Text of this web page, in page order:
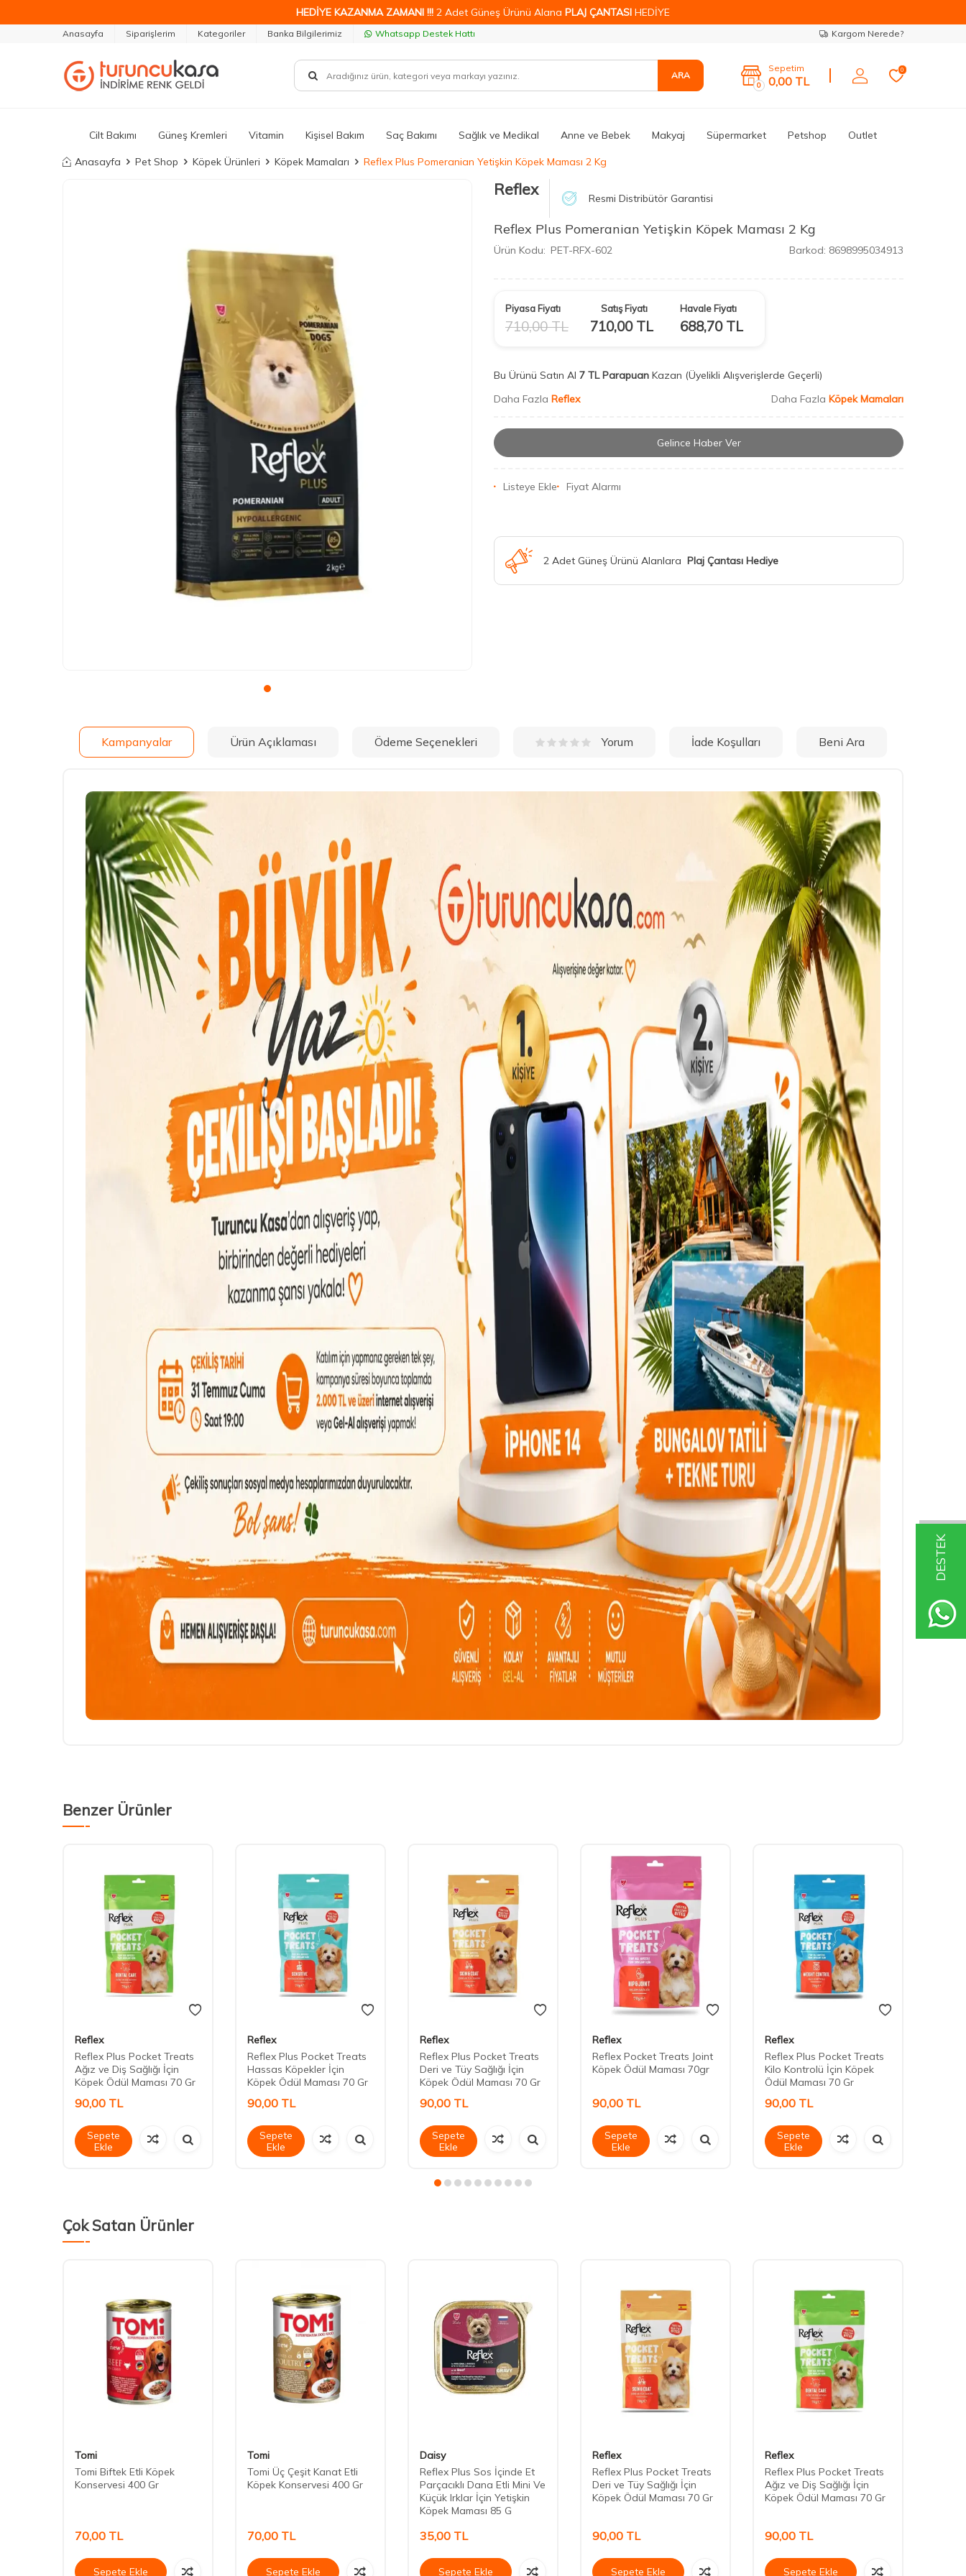
DESTEK
HEDİYE KAZANMA ZAMANI !!! 2 Adet Güneş Ürünü Alana PLAJ ÇANTASI HEDİYE
Anasayfa Siparişlerim Kategoriler Banka Bilgilerimiz Whatsapp Destek Hattı Kargom Nerede?
ARA
0
Sepetim
0,00 TL
0
Cilt Bakımı Güneş Kremleri Vitamin Kişisel Bakım Saç Bakımı Sağlık ve Medikal Anne ve Bebek Makyaj Süpermarket Petshop Outlet
Anasayfa Pet Shop Köpek Ürünleri Köpek Mamaları Reflex Plus Pomeranian Yetişkin Köpek Maması 2 Kg
Reflex Resmi Distribütör Garantisi
Reflex Plus Pomeranian Yetişkin Köpek Maması 2 Kg
Ürün Kodu: PET-RFX-602 Barkod: 8698995034913
Piyasa Fiyatı
710,00TL
Satış Fiyatı
710,00TL
Havale Fiyatı
688,70TL
Bu Ürünü Satın Al 7 TL Parapuan Kazan (Üyelikli Alışverişlerde Geçerli)
Daha Fazla Reflex Daha Fazla Köpek Mamaları
Gelince Haber Ver
Listeye Ekle Fiyat Alarmı
2 Adet Güneş Ürünü Alanlara Plaj Çantası Hediye
Kampanyalar Ürün Açıklaması Ödeme Seçenekleri Yorum İade Koşulları Beni Ara
Benzer Ürünler
Reflex
Reflex Plus Pocket Treats
Ağız ve Diş Sağlığı İçin
Köpek Ödül Maması 70 Gr
90,00 TL
Sepete
Ekle
Reflex
Reflex Plus Pocket Treats
Hassas Köpekler İçin
Köpek Ödül Maması 70 Gr
90,00 TL
Sepete
Ekle
Reflex
Reflex Plus Pocket Treats
Deri ve Tüy Sağlığı İçin
Köpek Ödül Maması 70 Gr
90,00 TL
Sepete
Ekle
Reflex
Reflex Pocket Treats Joint
Köpek Ödül Maması 70gr
90,00 TL
Sepete
Ekle
Reflex
Reflex Plus Pocket Treats
Kilo Kontrolü İçin Köpek
Ödül Maması 70 Gr
90,00 TL
Sepete
Ekle
Çok Satan Ürünler
Tomi
Tomi Biftek Etli Köpek
Konservesi 400 Gr
70,00 TL
Sepete Ekle
Tomi
Tomi Üç Çeşit Kanat Etli
Köpek Konservesi 400 Gr
70,00 TL
Sepete Ekle
Daisy
Reflex Plus Sos İçinde Et
Parçacıklı Dana Etli Mini Ve
Küçük Irklar İçin Yetişkin
Köpek Maması 85 G
35,00 TL
Sepete Ekle
Reflex
Reflex Plus Pocket Treats
Deri ve Tüy Sağlığı İçin
Köpek Ödül Maması 70 Gr
90,00 TL
Sepete Ekle
Reflex
Reflex Plus Pocket Treats
Ağız ve Diş Sağlığı İçin
Köpek Ödül Maması 70 Gr
90,00 TL
Sepete Ekle